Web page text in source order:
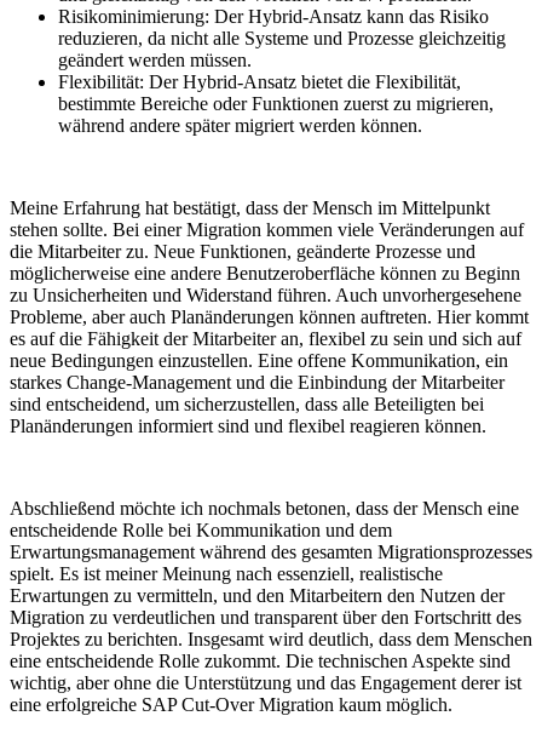
Risikominimierung: Der Hybrid-Ansatz kann das Risiko
reduzieren, da nicht alle Systeme und Prozesse gleichzeitig
geändert werden müssen.
Flexibilität: Der Hybrid-Ansatz bietet die Flexibilität,
bestimmte Bereiche oder Funktionen zuerst zu migrieren,
während andere später migriert werden können.
Meine Erfahrung hat bestätigt, dass der Mensch im Mittelpunkt
stehen sollte. Bei einer Migration kommen viele Veränderungen auf
die Mitarbeiter zu. Neue Funktionen, geänderte Prozesse und
möglicherweise eine andere Benutzeroberfläche können zu Beginn
zu Unsicherheiten und Widerstand führen. Auch unvorhergesehene
Probleme, aber auch Planänderungen können auftreten. Hier kommt
es auf die Fähigkeit der Mitarbeiter an, flexibel zu sein und sich auf
neue Bedingungen einzustellen. Eine offene Kommunikation, ein
starkes Change-Management und die Einbindung der Mitarbeiter
sind entscheidend, um sicherzustellen, dass alle Beteiligten bei
Planänderungen informiert sind und flexibel reagieren können.
Abschließend möchte ich nochmals betonen, dass der Mensch eine
entscheidende Rolle bei Kommunikation und dem
Erwartungsmanagement während des gesamten Migrationsprozesses
spielt. Es ist meiner Meinung nach essenziell, realistische
Erwartungen zu vermitteln, und den Mitarbeitern den Nutzen der
Migration zu verdeutlichen und transparent über den Fortschritt des
Projektes zu berichten. Insgesamt wird deutlich, dass dem Menschen
eine entscheidende Rolle zukommt. Die technischen Aspekte sind
wichtig, aber ohne die Unterstützung und das Engagement derer ist
eine erfolgreiche SAP Cut-Over Migration kaum möglich.